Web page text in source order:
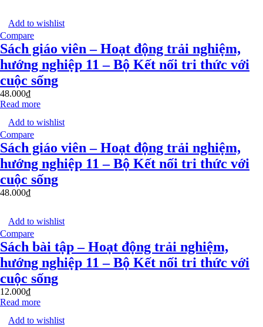
Add to wishlist
Compare
Sách giáo viên – Hoạt động trải nghiệm,
hướng nghiệp 11 – Bộ Kết nối tri thức với
cuộc sống
48.000₫
Read more
Add to wishlist
Compare
Sách giáo viên – Hoạt động trải nghiệm,
hướng nghiệp 11 – Bộ Kết nối tri thức với
cuộc sống
48.000₫
Add to wishlist
Compare
Sách bài tập – Hoạt động trải nghiệm,
hướng nghiệp 11 – Bộ Kết nối tri thức với
cuộc sống
12.000₫
Read more
Add to wishlist